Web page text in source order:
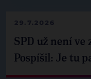
29.7.2026
SPD už není ve
Pospíšil: Je tu